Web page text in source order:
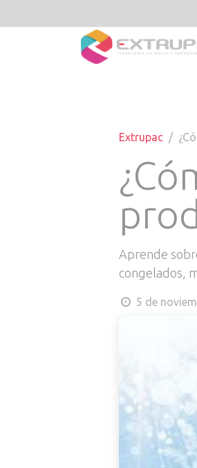
Extrupac
Aprende
congelados,
5 de